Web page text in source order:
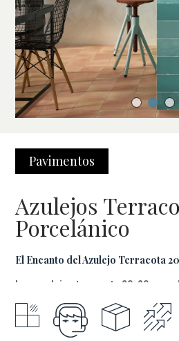
Pavimentos
Azulejos
Porcelánico
El Encanto del Azulejo Terracota
Los azulejos terracota 20x20
entre estética y funcionalidad. Con su
natural que emula el barro cocido,